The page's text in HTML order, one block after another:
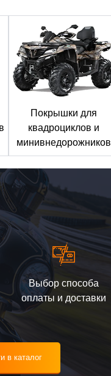
Покрышки для
квадроциклов и
минивнедорожников
Выбор способа
оплаты и доставки
в каталог